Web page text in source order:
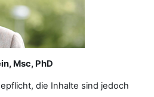
Msc, PhD
die Inhalte sind jedoch